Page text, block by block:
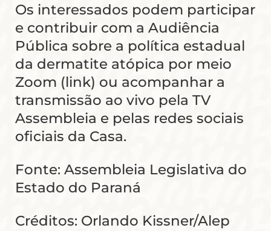
Os interessados podem participar
e contribuir com a Audiência
Pública sobre a política estadual
da dermatite atópica por meio
Zoom (link) ou acompanhar a
transmissão ao vivo pela TV
Assembleia e pelas redes sociais
oficiais da Casa.
Fonte: Assembleia Legislativa do
Estado do Paraná
Créditos: Orlando Kissner/Alep